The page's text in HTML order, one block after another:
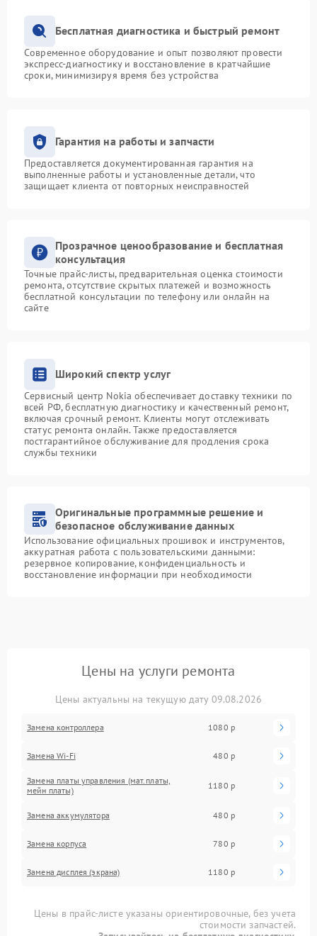
Бесплатная диагностика и быстрый ремонт
Современное оборудование и опыт позволяют провести
экспресс-диагностику и восстановление в кратчайшие
сроки, минимизируя время без устройства
Гарантия на работы и запчасти
Предоставляется документированная гарантия на
выполненные работы и установленные детали, что
защищает клиента от повторных неисправностей
Прозрачное ценообразование и бесплатная
консультация
Точные прайс-листы, предварительная оценка стоимости
ремонта, отсутствие скрытых платежей и возможность
бесплатной консультации по телефону или онлайн на
сайте
Широкий спектр услуг
Сервисный центр Nokia обеспечивает доставку техники по
всей РФ, бесплатную диагностику и качественный ремонт,
включая срочный ремонт. Клиенты могут отслеживать
статус ремонта онлайн. Также предоставляется
постгарантийное обслуживание для продления срока
службы техники
Оригинальные программные решение и
безопасное обслуживание данных
Использование официальных прошивок и инструментов,
аккуратная работа с пользовательскими данными:
резервное копирование, конфиденциальность и
восстановление информации при необходимости
Цены на услуги ремонта
Цены актуальны на текущую дату 09.08.2026
Замена контроллера 1080 р
Замена Wi-Fi 480 р
Замена платы управления (мат.платы,
мейн платы)
1180 р
Замена аккумулятора 480 р
Замена корпуса 780 р
Замена дисплея (экрана) 1180 р
Цены в прайс-листе указаны ориентировочные, без учета
стоимости запчастей.